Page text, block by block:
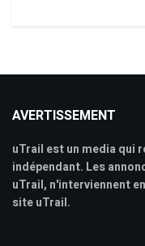
AVERTISSEMENT
uTrail est un media qui
indépendant. Les
uTrail, n'interviennent
site uTrail.